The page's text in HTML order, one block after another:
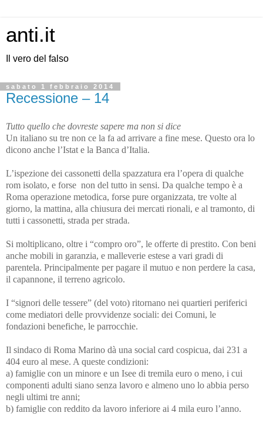
anti.it
Il vero del falso
sabato 1 febbraio 2014
Recessione – 14
Tutto quello che dovreste sapere ma non si dice
Un italiano su tre non ce la fa ad arrivare a fine mese. Questo ora lo
dicono anche l’Istat e la Banca d’Italia.
L’ispezione dei cassonetti della spazzatura era l’opera di qualche
rom isolato, e forse non del tutto in sensi. Da qualche tempo è a
Roma operazione metodica, forse pure organizzata, tre volte al
giorno, la mattina, alla chiusura dei mercati rionali, e al tramonto, di
tutti i cassonetti, strada per strada.
Si moltiplicano, oltre i “compro oro”, le offerte di prestito. Con beni
anche mobili in garanzia, e malleverie estese a vari gradi di
parentela. Principalmente per pagare il mutuo e non perdere la casa,
il capannone, il terreno agricolo.
I “signori delle tessere” (del voto) ritornano nei quartieri periferici
come mediatori delle provvidenze sociali: dei Comuni, le
fondazioni benefiche, le parrocchie.
Il sindaco di Roma Marino dà una social card cospicua, dai 231 a
404 euro al mese. A queste condizioni:
a) famiglie con un minore e un Isee di tremila euro o meno, i cui
componenti adulti siano senza lavoro e almeno uno lo abbia perso
negli ultimi tre anni;
b) famiglie con reddito da lavoro inferiore ai 4 mila euro l’anno.